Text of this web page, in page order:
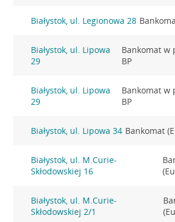
Białystok, ul. Legionowa 28
Białystok, ul. Lipowa
29
Bankomat w
BP
Białystok, ul. Lipowa
29
Bankomat w
BP
Białystok, ul. Lipowa 34 Bankomat
Białystok, ul. M.Curie-
Skłodowskiej 16
Białystok, ul. M.Curie-
Skłodowskiej 2/1